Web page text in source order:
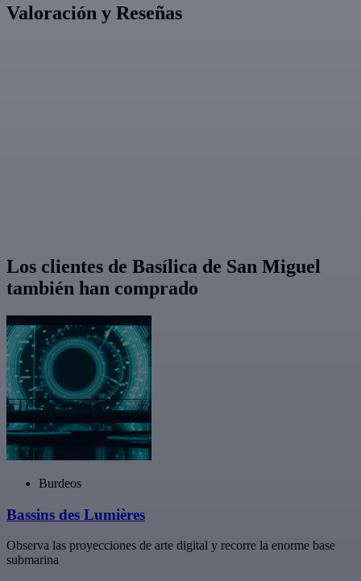
Valoración y Reseñas
Los clientes de Basílica de San Miguel
también han comprado
Burdeos
Bassins des Lumières
Observa las proyecciones de arte digital y recorre la enorme base
submarina